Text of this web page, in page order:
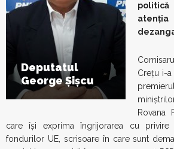
Deputatul
George Șișcu
Creţu i-a
Rovana
care îşi exprima îngrijorarea cu privire
fondurilor UE, scrisoare în care sunt